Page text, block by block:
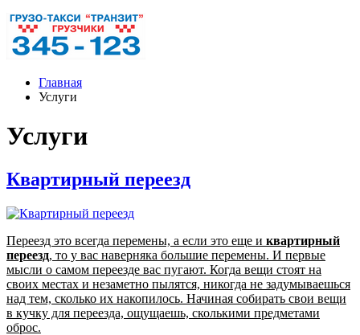
Главная
Услуги
Услуги
Квартирный переезд
Переезд это всегда перемены, а если это еще и квартирный
переезд, то у вас наверняка большие перемены. И первые
мысли о самом переезде вас пугают. Когда вещи стоят на
своих местах и незаметно пылятся, никогда не задумываешься
над тем, сколько их накопилось. Начиная собирать свои вещи
в кучку для переезда, ощущаешь, сколькими предметами
оброс.